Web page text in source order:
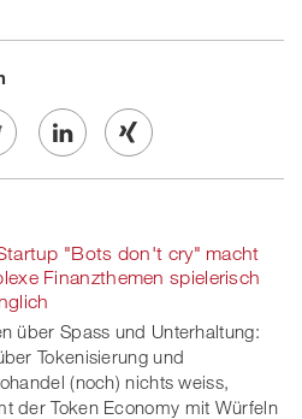
Share
linkedin
Share
Xing
"Bots don't cry" macht
Finanzthemen spielerisch
über Spass und Unterhaltung:
Tokenisierung und
(noch) nichts weiss,
der Token Economy mit Würfeln